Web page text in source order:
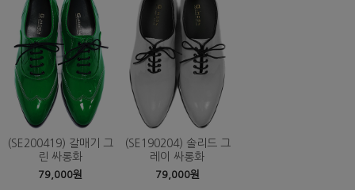
(SE200419) 갈매기 그
린 싸롱화
79,000원
(SE190204) 솔리드 그
레이 싸롱화
79,000원